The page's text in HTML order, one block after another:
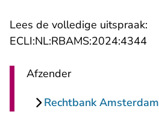
Lees de volledige uitspraak:
ECLI:NL:RBAMS:2024:4344
Afzender
Rechtbank Amsterdam